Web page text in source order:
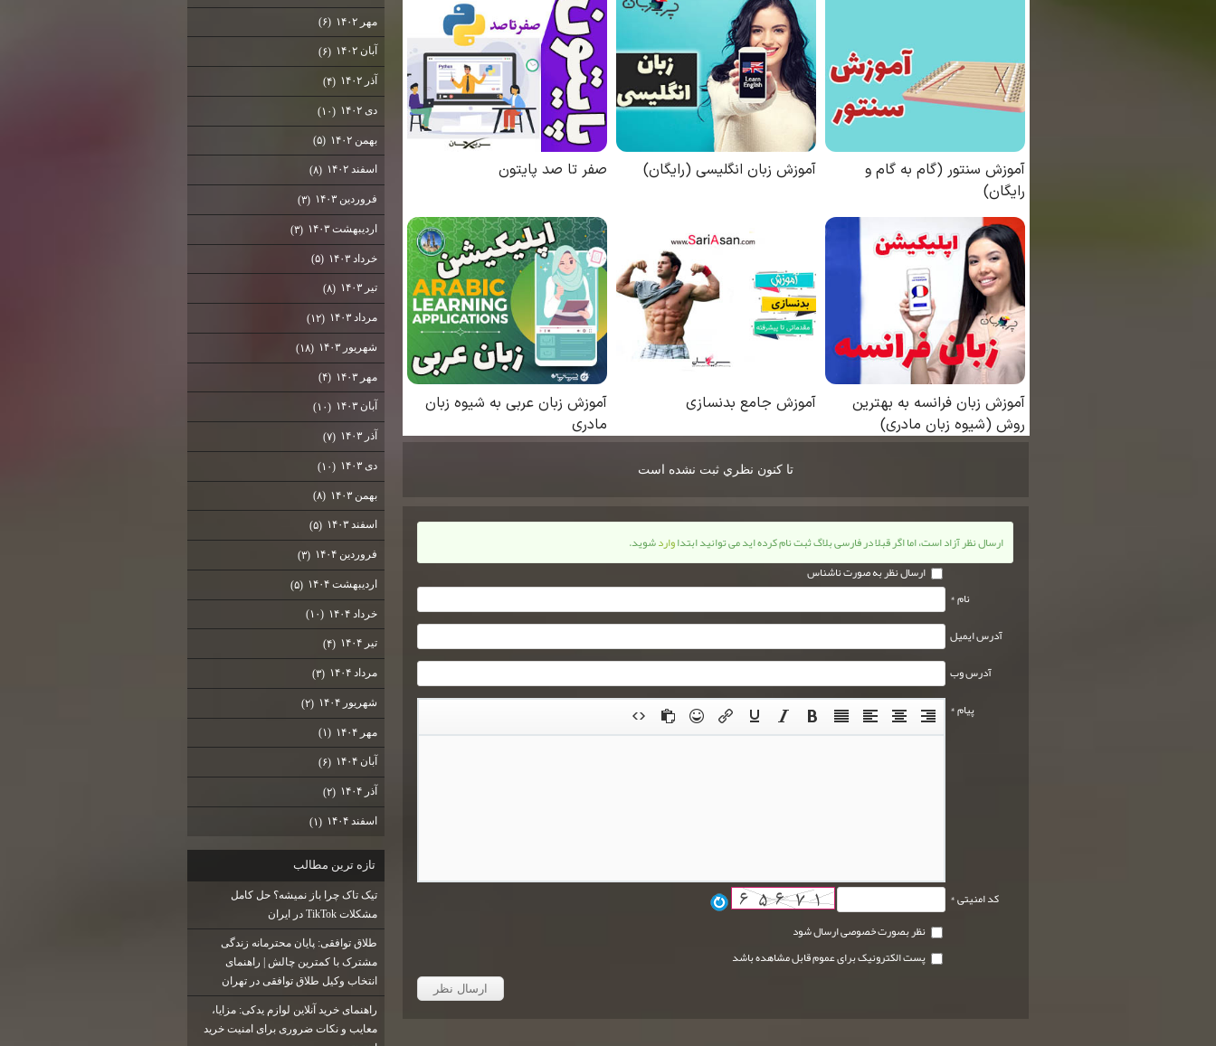
تا كنون نظري ثبت نشده است
ارسال نظر آزاد است، اما اگر قبلا در فارسی بلاگ ثبت نام کرده اید می توانید ابتداواردشوید.
ارسال نظر به صورت ناشناس
نام *
آدرس ایمیل
آدرس وب
پیام *
کد امنیتی *
نظر بصورت خصوصی ارسال شود
پست الکترونیک برای عموم قابل مشاهده باشد
مهر ۱۴۰۲ (۶)
آبان ۱۴۰۲ (۶)
آذر ۱۴۰۲ (۴)
دی ۱۴۰۲ (۱۰)
بهمن ۱۴۰۲ (۵)
اسفند ۱۴۰۲ (۸)
فروردین ۱۴۰۳ (۳)
اردیبهشت ۱۴۰۳ (۳)
خرداد ۱۴۰۳ (۵)
تیر ۱۴۰۳ (۸)
مرداد ۱۴۰۳ (۱۲)
شهریور ۱۴۰۳ (۱۸)
مهر ۱۴۰۳ (۴)
آبان ۱۴۰۳ (۱۰)
آذر ۱۴۰۳ (۷)
دی ۱۴۰۳ (۱۰)
بهمن ۱۴۰۳ (۸)
اسفند ۱۴۰۳ (۵)
فروردین ۱۴۰۴ (۳)
اردیبهشت ۱۴۰۴ (۵)
خرداد ۱۴۰۴ (۱۰)
تیر ۱۴۰۴ (۴)
مرداد ۱۴۰۴ (۳)
شهریور ۱۴۰۴ (۲)
مهر ۱۴۰۴ (۱)
آبان ۱۴۰۴ (۶)
آذر ۱۴۰۴ (۲)
اسفند ۱۴۰۴ (۱)
تازه ترين مطالب
تیک تاک چرا باز نمیشه؟ حل کامل
مشکلات TikTok در ایران
طلاق توافقی: پایان محترمانه زندگی
مشترک با کمترین چالش | راهنمای
انتخاب وکیل طلاق توافقی در تهران
راهنمای خرید آنلاین لوازم یدکی: مزایا،
معایب و نکات ضروری برای امنیت خرید